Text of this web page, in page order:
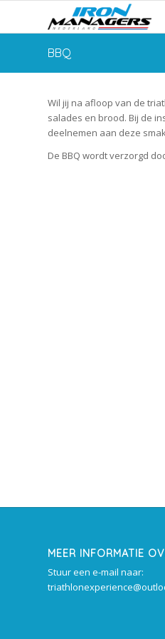
BBQ
Wil jij na afloop van de
salades en brood. Bij de
deelnemen aan deze
De BBQ wordt verzorgd
MEER INFORMATIE
Stuur een e-mail naar: